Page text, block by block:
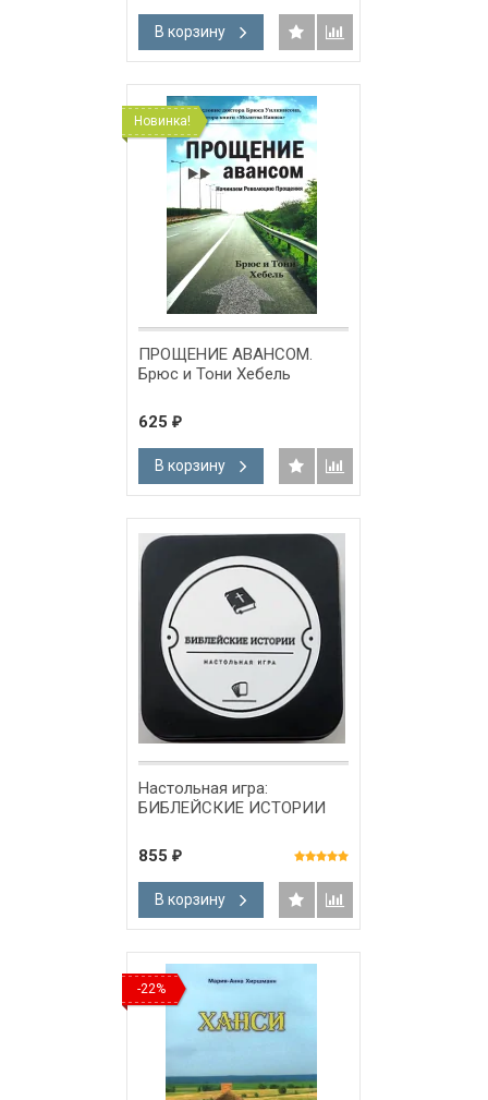
В корзину
Новинка!
ПРОЩЕНИЕ АВАНСОМ.
Брюс и Тони Хебель
625 ₽
В корзину
Настольная игра:
БИБЛЕЙСКИЕ ИСТОРИИ
855 ₽
В корзину
-22%